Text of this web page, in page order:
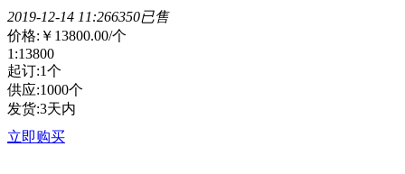
2019-12-14 11:266350已售
价格: ￥13800.00/个
1:13800
起订:1个
供应:1000个
发货:3天内
立即购买